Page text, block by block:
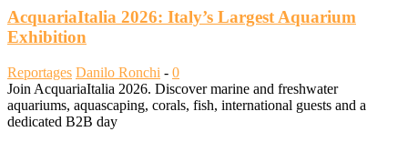
AcquariaItalia 2026: Italy’s Largest Aquarium
Exhibition
Reportages Danilo Ronchi - 0
Join AcquariaItalia 2026. Discover marine and freshwater
aquariums, aquascaping, corals, fish, international guests and a
dedicated B2B day